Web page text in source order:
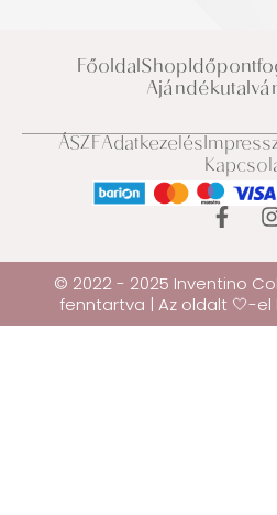
FőoldalShop
ÁSZFAdatkezelés
© 2022 - 2025 Inventino
fenntartva | Az oldalt 🤍-el